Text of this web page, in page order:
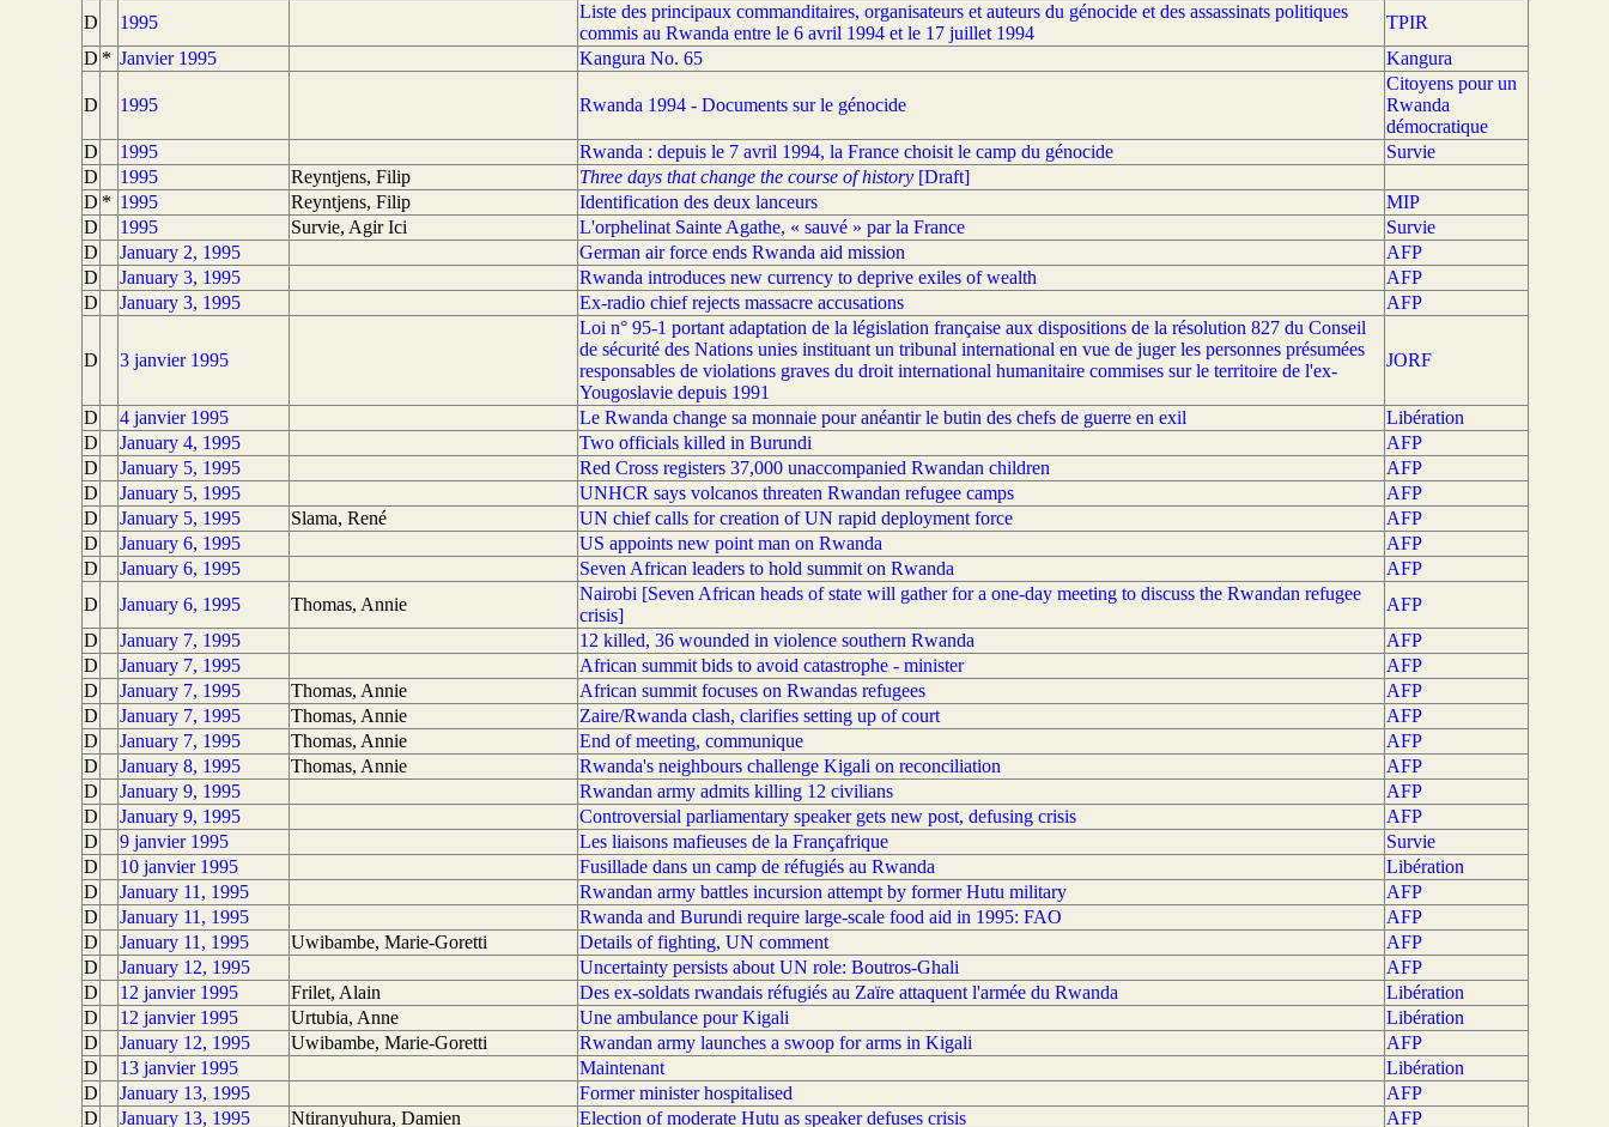
D
1995
Liste des principaux commanditaires, organisateurs et auteurs du génocide et des assassinats politiques
commis au Rwanda entre le 6 avril 1994 et le 17 juillet 1994
TPIR
D * Janvier 1995 Kangura No. 65 Kangura
D 1995 Rwanda 1994 - Documents sur le génocide
Citoyens pour un
Rwanda
démocratique
D
1995 Rwanda : depuis le 7 avril 1994, la France choisit le camp du génocide
Survie
D
1995 Reyntjens, Filip Three days that change the course of history[Draft]
D * 1995 Reyntjens, Filip Identification des deux lanceurs
MIP
D
1995 Survie, Agir Ici L'orphelinat Sainte Agathe, « sauvé » par la France
Survie
D
January 2, 1995 German air force ends Rwanda aid mission
AFP
D
January 3, 1995 Rwanda introduces new currency to deprive exiles of wealth
AFP
D
January 3, 1995 Ex-radio chief rejects massacre accusations AFP
D 3 janvier 1995
Loi n° 95-1 portant adaptation de la législation française aux dispositions de la résolution 827 du Conseil
de sécurité des Nations unies instituant un tribunal international en vue de juger les personnes présumées
responsables de violations graves du droit international humanitaire commises sur le territoire de l'ex-
Yougoslavie depuis 1991
JORF
D 4 janvier 1995 Le Rwanda change sa monnaie pour anéantir le butin des chefs de guerre en exil
Libération
D
January 4, 1995 Two officials killed in Burundi
AFP
D
January 5, 1995 Red Cross registers 37,000 unaccompanied Rwandan children
AFP
D
January 5, 1995 UNHCR says volcanos threaten Rwandan refugee camps
AFP
D
January 5, 1995 Slama, René UN chief calls for creation of UN rapid deployment force
AFP
D
January 6, 1995 US appoints new point man on Rwanda
AFP
D
January 6, 1995 Seven African leaders to hold summit on Rwanda
AFP
D
January 6, 1995 Thomas, Annie
Nairobi [Seven African heads of state will gather for a one-day meeting to discuss the Rwandan refugee
crisis]
AFP
D
January 7, 1995 12 killed, 36 wounded in violence southern Rwanda
AFP
D
January 7, 1995 African summit bids to avoid catastrophe - minister
AFP
D
January 7, 1995 Thomas, Annie African summit focuses on Rwandas refugees
AFP
D
January 7, 1995 Thomas, Annie Zaire/Rwanda clash, clarifies setting up of court
AFP
D
January 7, 1995 Thomas, Annie End of meeting, communique
AFP
D
January 8, 1995 Thomas, Annie Rwanda's neighbours challenge Kigali on reconciliation
AFP
D
January 9, 1995 Rwandan army admits killing 12 civilians
AFP
D
January 9, 1995 Controversial parliamentary speaker gets new post, defusing crisis
AFP
D
9 janvier 1995 Les liaisons mafieuses de la Françafrique
Survie
D
10 janvier 1995 Fusillade dans un camp de réfugiés au Rwanda
Libération
D
January 11, 1995 Rwandan army battles incursion attempt by former Hutu military
AFP
D
January 11, 1995 Rwanda and Burundi require large-scale food aid in 1995: FAO
AFP
D
January 11, 1995 Uwibambe, Marie-Goretti Details of fighting, UN comment
AFP
D
January 12, 1995 Uncertainty persists about UN role: Boutros-Ghali
AFP
D
12 janvier 1995 Frilet, Alain Des ex-soldats rwandais réfugiés au Zaïre attaquent l'armée du Rwanda
Libération
D
12 janvier 1995 Urtubia, Anne Une ambulance pour Kigali
Libération
D
January 12, 1995 Uwibambe, Marie-Goretti Rwandan army launches a swoop for arms in Kigali
AFP
D
13 janvier 1995 Maintenant
Libération
D
January 13, 1995 Former minister hospitalised
AFP
D
January 13, 1995 Ntiranyuhura, Damien Election of moderate Hutu as speaker defuses crisis
AFP